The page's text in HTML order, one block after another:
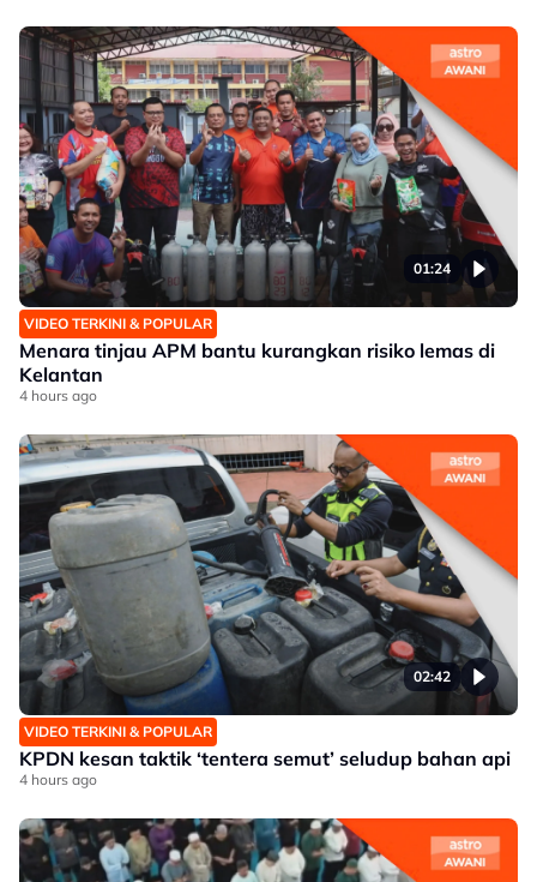
01:24
VIDEO TERKINI & POPULAR
Menara tinjau APM bantu kurangkan risiko lemas di
Kelantan
4 hours ago
02:42
VIDEO TERKINI & POPULAR
KPDN kesan taktik ‘tentera semut’ seludup bahan api
4 hours ago